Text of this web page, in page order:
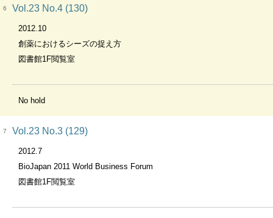
6 Vol.23 No.4 (130)
2012.10
創薬におけるシーズの捉え方
図書館1F閲覧室
No hold
7 Vol.23 No.3 (129)
2012.7
BioJapan 2011 World Business Forum
図書館1F閲覧室